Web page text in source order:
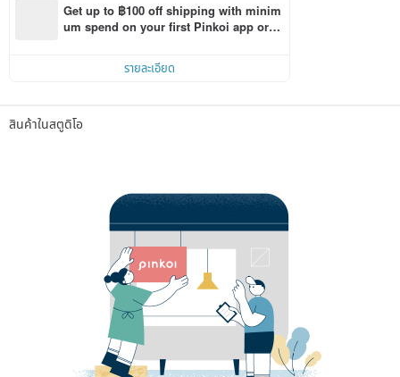
Get up to ฿100 off shipping with minim
um spend on your first Pinkoi app orde
รายละเอียด
สินค้าในสตูดิโอ